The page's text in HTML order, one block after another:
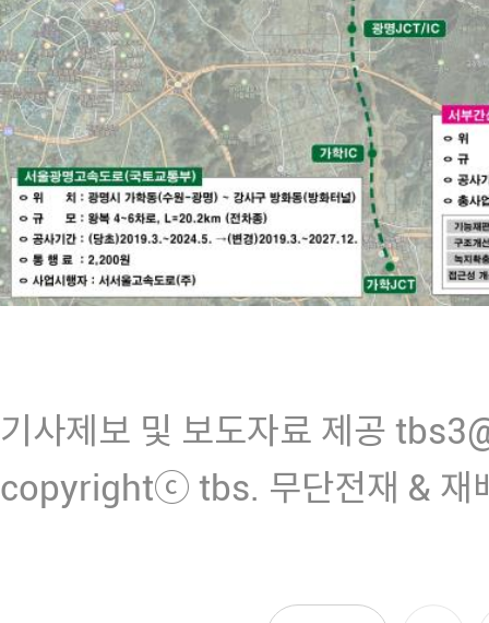
기사제보 및 보도자료 제공
copyrightⓒ tbs. 무단전재 & 재